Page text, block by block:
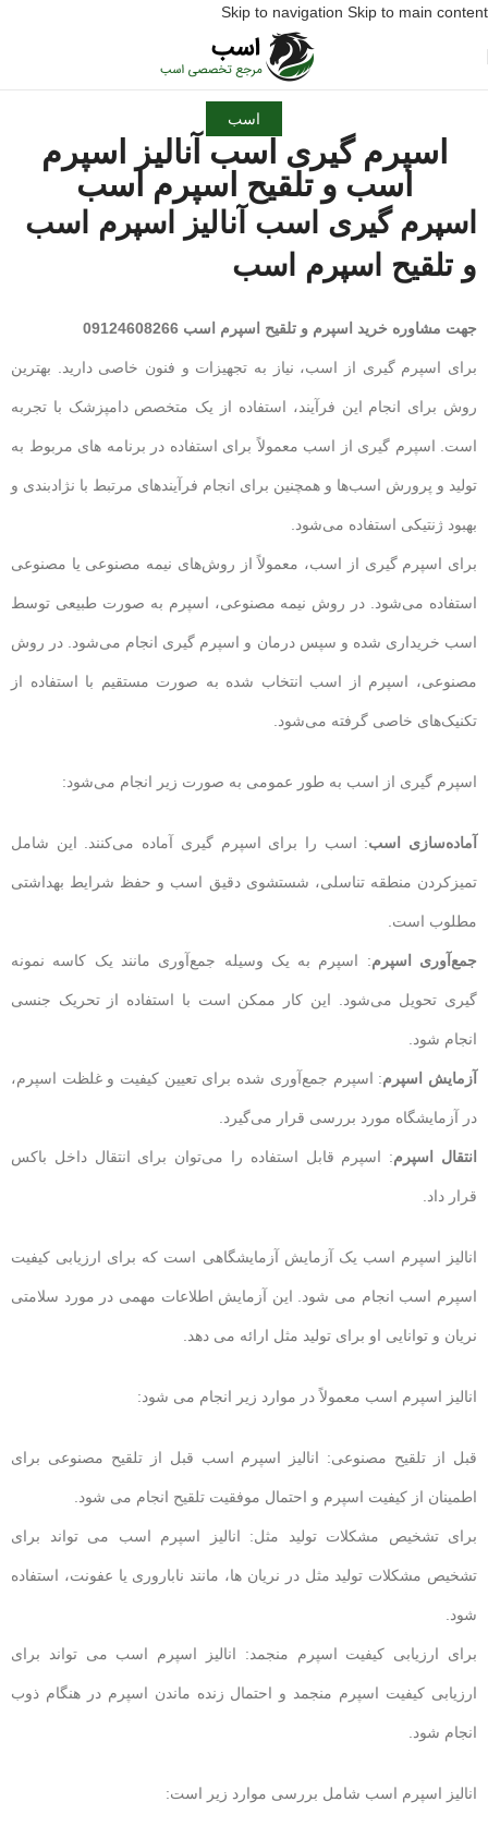
Skip to navigation Skip to main content
اسب
اسپرم گیری اسب آنالیز اسپرم
اسب و تلقیح اسپرم اسب
اسپرم گیری اسب آنالیز اسپرم اسب
و تلقیح اسپرم اسب
جهت مشاوره خرید اسپرم و تلقیح اسپرم اسب 09124608266
برای اسپرم گیری از اسب، نیاز به تجهیزات و فنون خاصی دارید. بهترین
روش برای انجام این فرآیند، استفاده از یک متخصص دامپزشک با تجربه
است. اسپرم گیری از اسب معمولاً برای استفاده در برنامه های مربوط به
تولید و پرورش اسب‌ها و همچنین برای انجام فرآیندهای مرتبط با نژادبندی و
بهبود ژنتیکی استفاده می‌شود.
برای اسپرم گیری از اسب، معمولاً از روش‌های نیمه مصنوعی یا مصنوعی
استفاده می‌شود. در روش نیمه مصنوعی، اسپرم به صورت طبیعی توسط
اسب خریداری شده و سپس درمان و اسپرم گیری انجام می‌شود. در روش
مصنوعی، اسپرم از اسب انتخاب شده به صورت مستقیم با استفاده از
تکنیک‌های خاصی گرفته می‌شود.
اسپرم گیری از اسب به طور عمومی به صورت زیر انجام می‌شود:
آماده‌سازی اسب: اسب را برای اسپرم گیری آماده می‌کنند. این شامل
تمیزکردن منطقه تناسلی، شستشوی دقیق اسب و حفظ شرایط بهداشتی
مطلوب است.
جمع‌آوری اسپرم: اسپرم به یک وسیله جمع‌آوری مانند یک کاسه نمونه
گیری تحویل می‌شود. این کار ممکن است با استفاده از تحریک جنسی
انجام شود.
آزمایش اسپرم: اسپرم جمع‌آوری شده برای تعیین کیفیت و غلظت اسپرم،
در آزمایشگاه مورد بررسی قرار می‌گیرد.
انتقال اسپرم: اسپرم قابل استفاده را می‌توان برای انتقال داخل باکس
قرار داد.
انالیز اسپرم اسب یک آزمایش آزمایشگاهی است که برای ارزیابی کیفیت
اسپرم اسب انجام می شود. این آزمایش اطلاعات مهمی در مورد سلامتی
نریان و توانایی او برای تولید مثل ارائه می دهد.
انالیز اسپرم اسب معمولاً در موارد زیر انجام می شود:
قبل از تلقیح مصنوعی: انالیز اسپرم اسب قبل از تلقیح مصنوعی برای
اطمینان از کیفیت اسپرم و احتمال موفقیت تلقیح انجام می شود.
برای تشخیص مشکلات تولید مثل: انالیز اسپرم اسب می تواند برای
تشخیص مشکلات تولید مثل در نریان ها، مانند ناباروری یا عفونت، استفاده
شود.
برای ارزیابی کیفیت اسپرم منجمد: انالیز اسپرم اسب می تواند برای
ارزیابی کیفیت اسپرم منجمد و احتمال زنده ماندن اسپرم در هنگام ذوب
انجام شود.
انالیز اسپرم اسب شامل بررسی موارد زیر است: